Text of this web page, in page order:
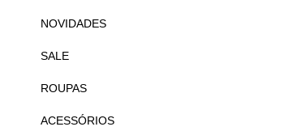
NOVIDADES
SALE
ROUPAS
ACESSÓRIOS